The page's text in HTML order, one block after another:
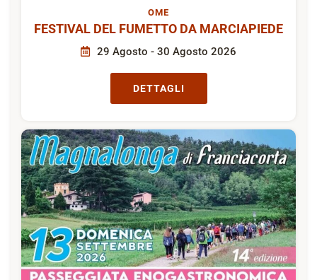
OME
FESTIVAL DEL FUMETTO DA MARCIAPIEDE
29 Agosto - 30 Agosto 2026
DETTAGLI